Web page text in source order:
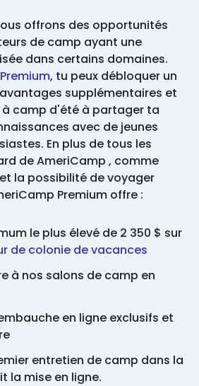
offrons des opportunités
de camp ayant une
dans certains domaines.
, tu peux débloquer un
supplémentaires et
camp d'été à partager ta
avec de jeunes
En plus de tous les
de AmeriCamp , comme
la possibilité de voyager
Premium offre :
le plus élevé de 2 350 $ sur
de colonie de vacances
à nos salons de camp en
en ligne exclusifs et
entretien de camp dans la
la mise en ligne.